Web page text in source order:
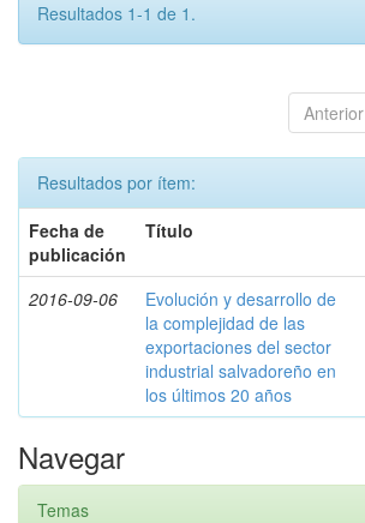
Resultados 1-1 de 1.
Anterior
Resultados por ítem:
Fecha de
publicación
Título
2016-09-06
Evolución y desarrollo de
la complejidad de las
exportaciones del sector
industrial salvadoreño en
los últimos 20 años
Navegar
Temas